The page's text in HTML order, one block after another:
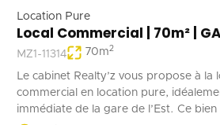
Location Pure
Local Commercial | 70m² |
MZ1-11314 70m2
Le cabinet Realty’z vous propose à la
commercial en location pure,
immédiate de la gare de l’Est. Ce